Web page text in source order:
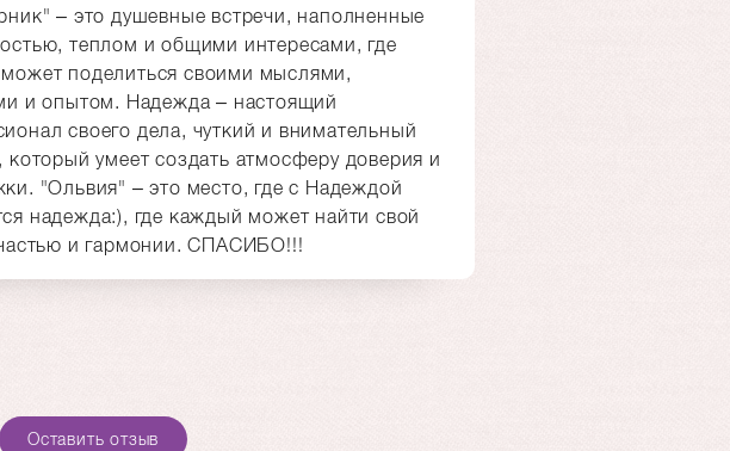
– это душевные встречи, наполненные
теплом и общими интересами, где
поделиться своими мыслями,
и опытом. Надежда – настоящий
своего дела, чуткий и внимательный
который умеет создать атмосферу доверия и
"Ольвия" – это место, где с Надеждой
надежда:), где каждый может найти свой
и гармонии. СПАСИБО!!!
Оставить отзыв